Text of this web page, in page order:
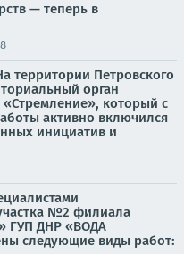
— теперь в
территории Петровского
орган
который с
активно включился
инициатив и
№2 филиала
ГУП ДНР «ВОДА
следующие виды работ: